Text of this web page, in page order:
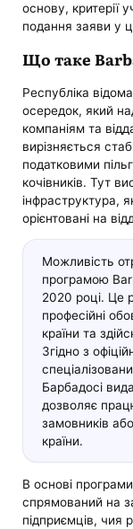
основу, критерії
подання заяви у
Що таке
Республіка
осередок, який
компаніям та
вирізняється
податковими
кочівників. Тут
інфраструктура,
орієнтовані на
Можливість
програмою
2020 році. Це
професійні
країни та
Згідно з
Барбадосі
дозволяє
замовників
країни.
В основі
спрямований на
підприємців, чия